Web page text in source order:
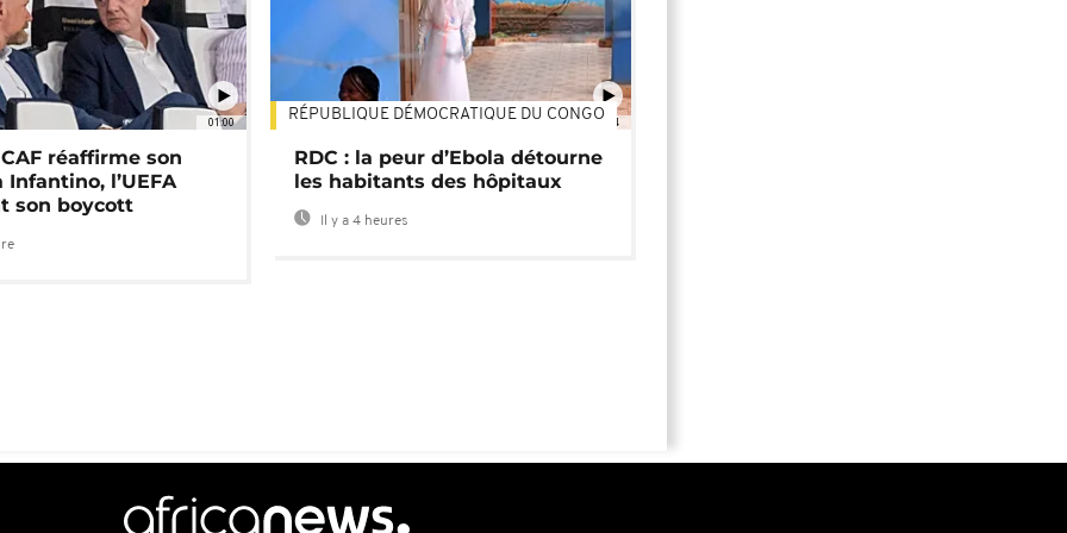
01:00
CAF réaffirme son
l’UEFA
son boycott
01:34
RÉPUBLIQUE DÉMOCRATIQUE DU CONGO
RDC : la peur d’Ebola détourne
les habitants des hôpitaux
Il y a 4 heures